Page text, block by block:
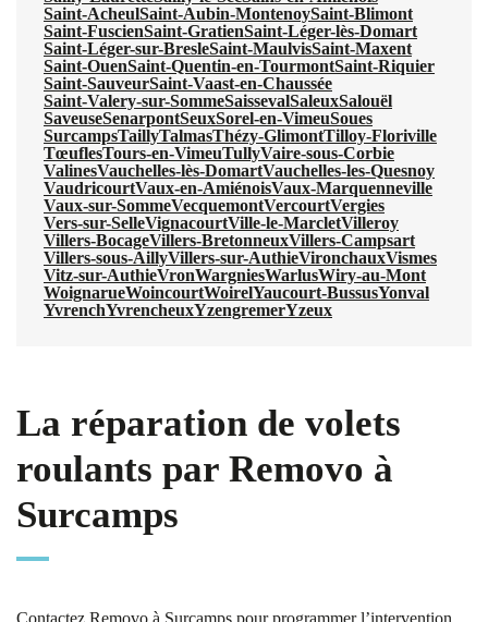
Saint-AcheulSaint-Aubin-MontenoySaint-Blimont
Saint-FuscienSaint-GratienSaint-Léger-lès-Domart
Saint-Léger-sur-BresleSaint-MaulvisSaint-Maxent
Saint-OuenSaint-Quentin-en-TourmontSaint-Riquier
Saint-SauveurSaint-Vaast-en-Chaussée
Saint-Valery-sur-SommeSaissevalSaleuxSalouël
SaveuseSenarpontSeuxSorel-en-VimeuSoues
SurcampsTaillyTalmasThézy-GlimontTilloy-Floriville
TœuflesTours-en-VimeuTullyVaire-sous-Corbie
ValinesVauchelles-lès-DomartVauchelles-les-Quesnoy
VaudricourtVaux-en-AmiénoisVaux-Marquenneville
Vaux-sur-SommeVecquemontVercourtVergies
Vers-sur-SelleVignacourtVille-le-MarcletVilleroy
Villers-BocageVillers-BretonneuxVillers-Campsart
Villers-sous-AillyVillers-sur-AuthieVironchauxVismes
Vitz-sur-AuthieVronWargniesWarlusWiry-au-Mont
WoignarueWoincourtWoirelYaucourt-BussusYonval
YvrenchYvrencheuxYzengremerYzeux
La réparation de volets
roulants par Removo à
Surcamps
Contactez Removo à Surcamps pour programmer l’intervention